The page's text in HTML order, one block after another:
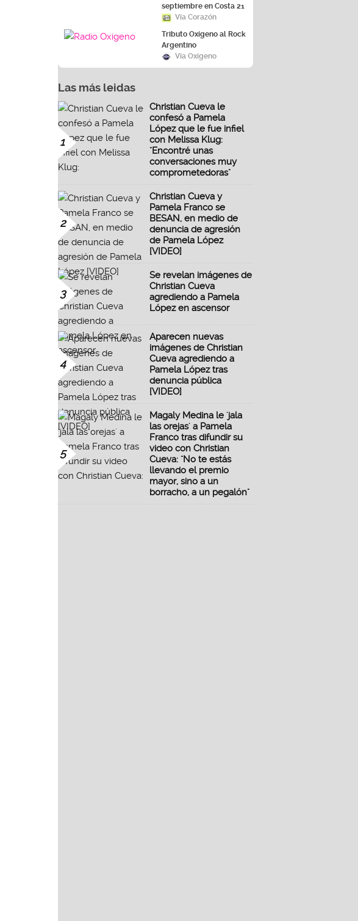
septiembre en Costa 21
Vía Corazón
Tributo Oxígeno al Rock
Argentino
Vía Oxígeno
Las más leidas
1
Christian Cueva le
confesó a Pamela
López que le fue infiel
con Melissa Klug:
"Encontré unas
conversaciones muy
comprometedoras"
2
Christian Cueva y
Pamela Franco se
BESAN, en medio de
denuncia de agresión
de Pamela López
[VIDEO]
3
Se revelan imágenes de
Christian Cueva
agrediendo a Pamela
López en ascensor
4
Aparecen nuevas
imágenes de Christian
Cueva agrediendo a
Pamela López tras
denuncia pública
[VIDEO]
5
Magaly Medina le 'jala
las orejas' a Pamela
Franco tras difundir su
video con Christian
Cueva: "No te estás
llevando el premio
mayor, sino a un
borracho, a un pegalón"